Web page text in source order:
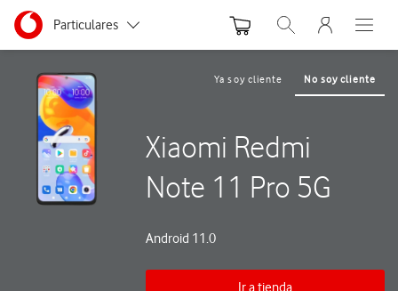
Ir a la pagina principal de vodafone.es
Menu navegación Segmento
Particulares
Autónomos
Pymes
Grandes empresas
y AA.PP.
Abrir buscador. Abre
Abre
Ya soy cliente No soy cliente
Xiaomi Redmi
Note 11 Pro 5G
Android 11.0
Ir a tienda